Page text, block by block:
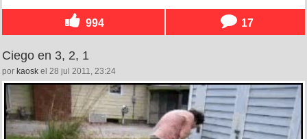
994 17
Ciego en 3, 2, 1
por kaosk el 28 jul 2011, 23:24